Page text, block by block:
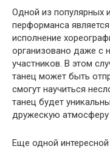
Одной из популярных
перформанса
исполнение
организовано даже с
участников. В этом
танец может быть
смогут научиться
танец будет
дружескую атмосферу
Еще одной